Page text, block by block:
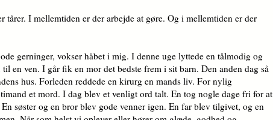
tårer. I mellemtiden er der arbejde at gøre. Og i mellemtiden er der
gerninger, vokser håbet i mig. I denne uge lyttede en tålmodig og
til en ven. I går fik en mor det bedste frem i sit barn. Den anden dag så
hus. Forleden reddede en kirurg en mands liv. For nylig
et mord. I dag blev et venligt ord talt. En tog nogle dage fri for at
søster og en bror blev gode venner igen. En far blev tilgivet, og en